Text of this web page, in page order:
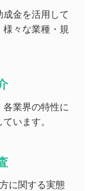
金を活用して
々な業種・規
業界の特性に
います。
に関する実態